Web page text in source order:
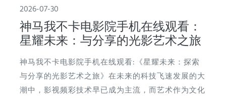
2026-07-30
神马我不卡电影院手机在线观看：
星耀未来：与分享的光影艺术之旅
神马我不卡电影院手机在线观看:《星耀未来：探索
与分享的光影艺术之旅》在未来的科技飞速发展的大
潮中，影视频彩技术早已成为主流，而艺术作为文化